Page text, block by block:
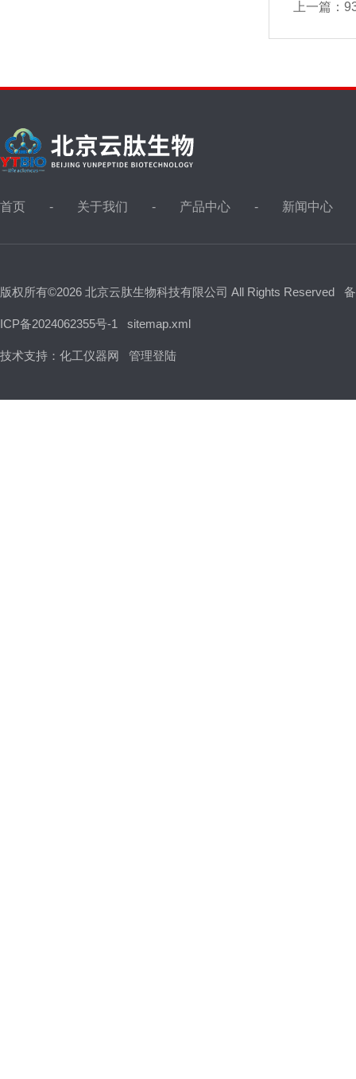
上一篇：
首页 关于我们 产品中心 新闻中心
版权所有©2026 北京云肽生物科技有限公司 All Rights Reserved
ICP备2024062355号-1 sitemap.xml
技术支持： 化工仪器网 管理登陆